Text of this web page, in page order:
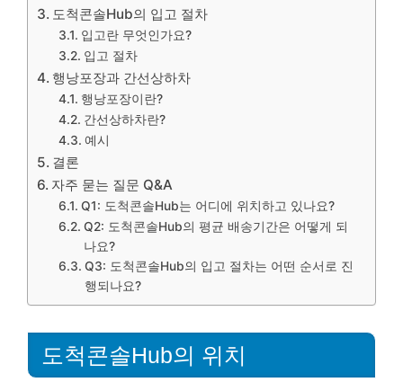
도척콘솔Hub의 입고 절차
입고란 무엇인가요?
입고 절차
행낭포장과 간선상하차
행낭포장이란?
간선상하차란?
예시
결론
자주 묻는 질문 Q&A
Q1: 도척콘솔Hub는 어디에 위치하고 있나요?
Q2: 도척콘솔Hub의 평균 배송기간은 어떻게 되
나요?
Q3: 도척콘솔Hub의 입고 절차는 어떤 순서로 진
행되나요?
도척콘솔Hub의 위치